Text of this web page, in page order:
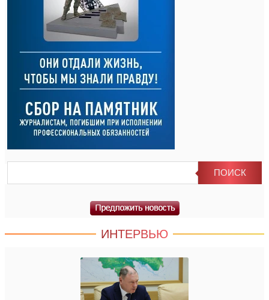
ИНТЕРВЬЮ